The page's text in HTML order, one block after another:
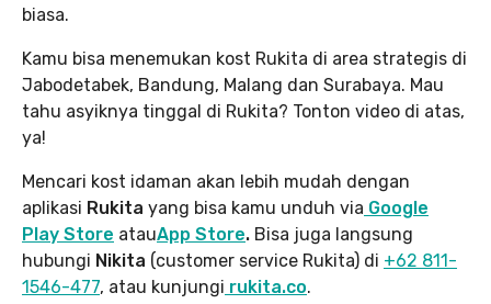
biasa.
Kamu bisa menemukan kost Rukita di area strategis di
Jabodetabek, Bandung, Malang dan Surabaya. Mau
tahu asyiknya tinggal di Rukita? Tonton video di atas,
ya!
Mencari kost idaman akan lebih mudah dengan
aplikasi Rukita yang bisa kamu unduh via Google
Play Store atauApp Store. Bisa juga langsung
hubungi Nikita (customer service Rukita) di +62 811-
1546-477, atau kunjungi rukita.co.